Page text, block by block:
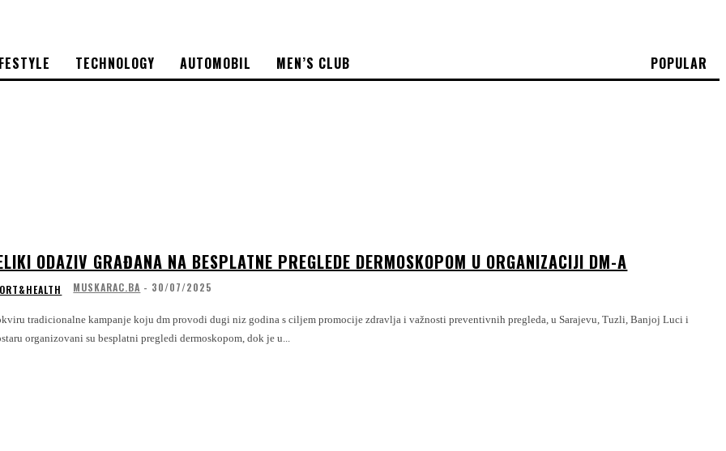
POPULAR
TECHNOLOGY AUTOMOBIL MEN’S CLUB
ODAZIV GRAĐANA NA BESPLATNE PREGLEDE DERMOSKOPOM U ORGANIZACIJI DM-A
MUSKARAC.BA - 30/07/2025
tradicionalne kampanje koju dm provodi dugi niz godina s ciljem promocije zdravlja i važnosti preventivnih pregleda, u Sarajevu, Tuzli, Banjoj Luci i
organizovani su besplatni pregledi dermoskopom, dok je u...